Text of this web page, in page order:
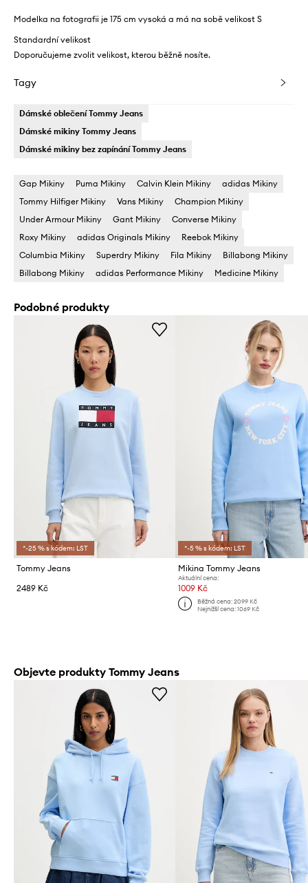
Modelka na fotografii je 175 cm vysoká a má na sobě velikost S
Standardní velikost
Doporučujeme zvolit velikost, kterou běžně nosíte.
Tagy
Dámské oblečení Tommy Jeans
Dámské mikiny Tommy Jeans
Dámské mikiny bez zapínání Tommy Jeans
Gap Mikiny Puma Mikiny Calvin Klein Mikiny
adidas Mikiny
Tommy Hilfiger Mikiny
Vans Mikiny
Champion Mikiny
Under Armour Mikiny
Gant Mikiny
Converse Mikiny
Roxy Mikiny
adidas Originals Mikiny
Reebok Mikiny
Columbia Mikiny
Superdry Mikiny Fila Mikiny
Billabong Mikiny
Billabong Mikiny
adidas Performance Mikiny Medicine Mikiny
Podobné produkty
*-25 % s kódem: LST
Tommy Jeans
2489 Kč
*-5 % s kódem: LST
Mikina Tommy Jeans
Aktuální cena:
1009 Kč
Běžná cena: 2099 Kč
Nejnižší cena: 1069 Kč
Objevte produkty Tommy Jeans